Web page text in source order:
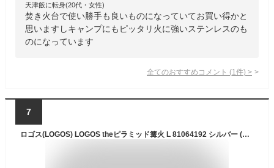
天津飯に転身(20代・女性)
焚き火台で使い勝手も良いものになっていてお買い得かと
思いますしキャンプにもピッタリ火に強いステンレスのも
のになっています
全てのおすすめコメント (1 件) >
7
ロゴス(LOGOS) LOGOS theピラミッド篝火 L 81064192 シルバー (約)幅46×奥行42×高さ66/29cm